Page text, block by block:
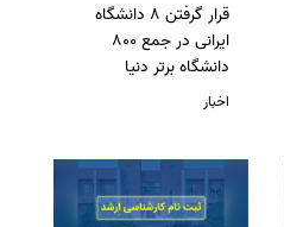
قرار گرفتن 8 دانشگاه
ایرانی در جمع 800
دانشگاه برتر دنیا
اخبار